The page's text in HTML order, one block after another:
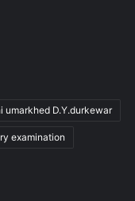
umarkhed D.Y.durkewar
examination